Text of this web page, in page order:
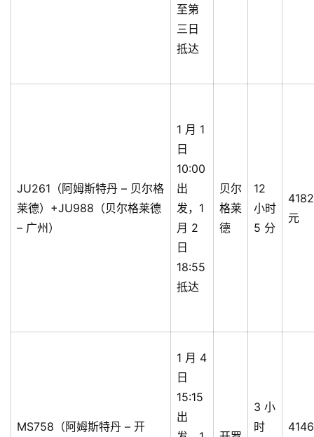
至第
三日
抵达
JU261（阿姆斯特丹 – 贝尔格
莱德）+JU988（贝尔格莱德
– 广州）
1 月 1
日
10:00
出
发，1
月 2
日
18:55
抵达
贝尔
格莱
德
12
小时
5 分
4182
元
MS758（阿姆斯特丹 – 开
1 月 4
日
15:15
出
3 小
时
4146